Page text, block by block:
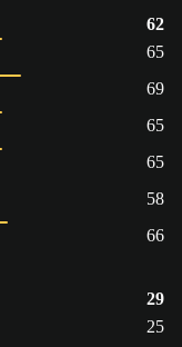
62
65
69
65
65
58
66
29
25